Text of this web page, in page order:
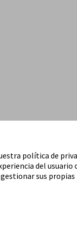
política de
del usuario
sus